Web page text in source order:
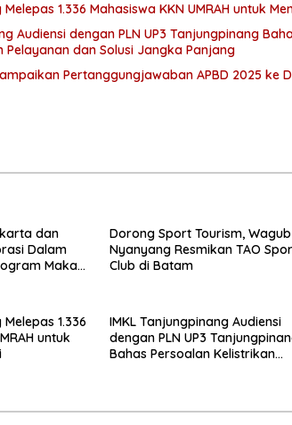
1.336 Mahasiswa KKN UMRAH untuk
Audiensi dengan PLN UP3 Tanjungpinang
Pelayanan dan Solusi Jangka Panjang
Pertanggungjawaban APBD 2025 ke
dan
Dalam
Makan
Dorong Sport Tourism, Wagub
Nyanyang Resmikan TAO
Club di Batam
1.336
untuk
IMKL Tanjungpinang Audiensi
dengan PLN UP3
Bahas Persoalan Kelistrikan